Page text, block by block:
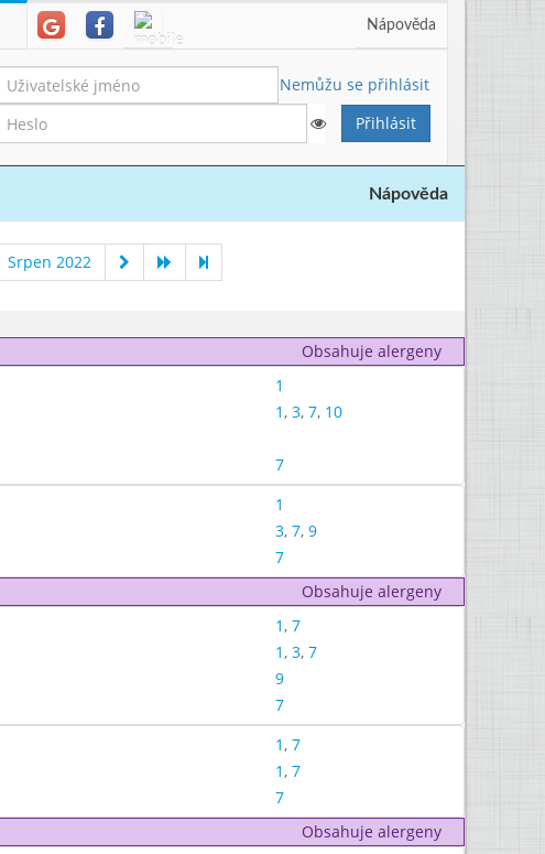
Nápověda
Nemůžu se přihlásit
Nápověda
Srpen 2022
Obsahuje alergeny
1
1, 3, 7, 10
7
1
3, 7, 9
7
Obsahuje alergeny
1, 7
1, 3, 7
9
7
1, 7
1, 7
7
Obsahuje alergeny